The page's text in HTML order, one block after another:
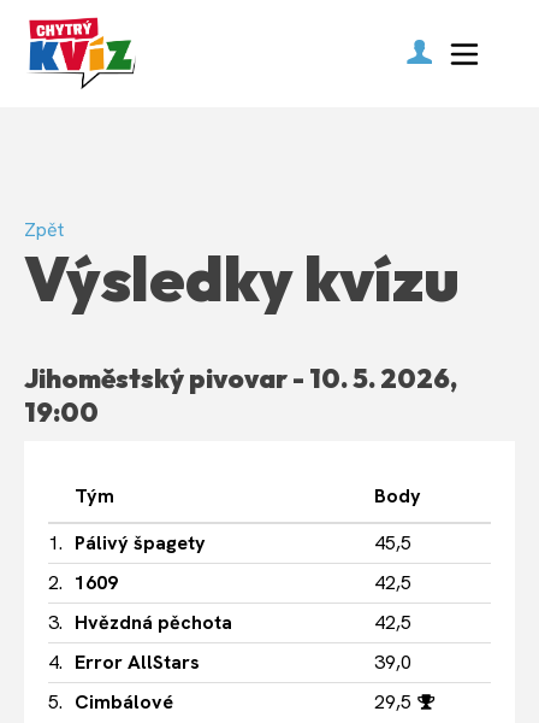
Zpět
Výsledky kvízu
Jihoměstský pivovar - 10. 5. 2026,
19:00
Tým
Body
1. Pálivý špagety
45,5
2. 1609
42,5
3. Hvězdná pěchota
42,5
4. Error AllStars
39,0
5. Cimbálové 29,5